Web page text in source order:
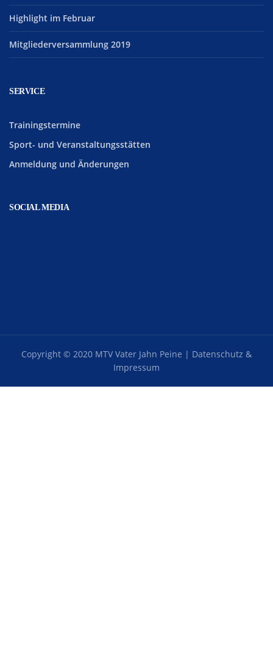
Highlight im Februar
Mitgliederversammlung 2019
SERVICE
Trainingstermine
Sport- und Veranstaltungsstätten
Anmeldung und Änderungen
SOCIAL MEDIA
Copyright © 2020 MTV Vater Jahn Peine | Datenschutz &
Impressum